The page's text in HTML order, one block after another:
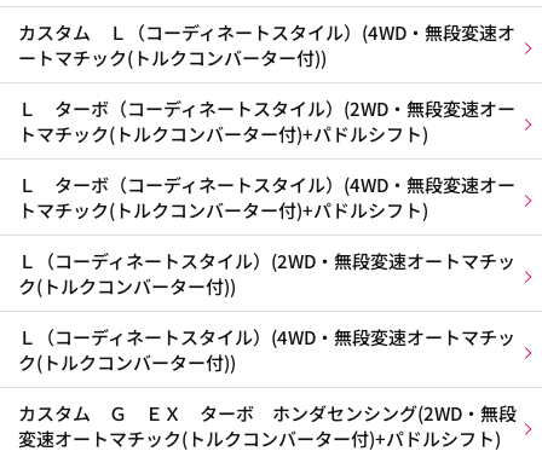
カスタム Ｌ（コーディネートスタイル）(4WD・無段変速オ
ートマチック(トルクコンバーター付))
Ｌ ターボ（コーディネートスタイル）(2WD・無段変速オー
トマチック(トルクコンバーター付)+パドルシフト)
Ｌ ターボ（コーディネートスタイル）(4WD・無段変速オー
トマチック(トルクコンバーター付)+パドルシフト)
Ｌ（コーディネートスタイル）(2WD・無段変速オートマチッ
ク(トルクコンバーター付))
Ｌ（コーディネートスタイル）(4WD・無段変速オートマチッ
ク(トルクコンバーター付))
カスタム Ｇ ＥＸ ターボ ホンダセンシング(2WD・無段
変速オートマチック(トルクコンバーター付)+パドルシフト)